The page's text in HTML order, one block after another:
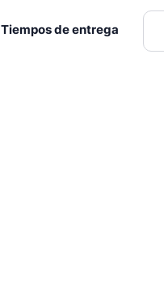
Tiempos de entrega